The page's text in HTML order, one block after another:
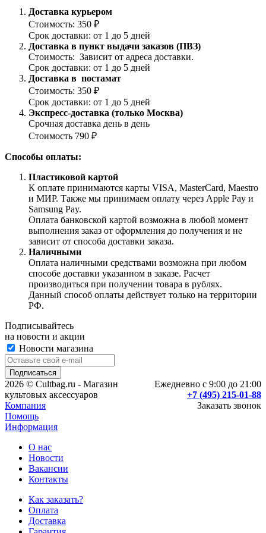
Доставка курьером
Стоимость: 350 ₽
Срок доставки: от 1 до 5 дней
Доставка в пункт выдачи заказов (ПВЗ)
Стоимость: Зависит от адреса доставки.
Срок доставки: от 1 до 5 дней
Доставка в постамат
Стоимость: 350 ₽
Срок доставки: от 1 до 5 дней
Экспресс-доставка (только Москва)
Срочная доставка день в день
Стоимость 790 ₽
Способы оплаты:
Пластиковой картой
К оплате принимаются карты VISA, MasterCard, Maestro
и МИР. Также мы принимаем оплату через Apple Pay и
Samsung Pay.
Оплата банковской картой возможна в любой момент
выполнения заказ от оформления до получения и не
зависит от способа доставки заказа.
Наличными
Оплата наличными средствами возможна при любом
способе доставки указанном в заказе. Расчет
производиться при получении товара в рублях.
Данный способ оплаты действует только на территории
РФ.
Подписывайтесь
на новости и акции
Новости магазина
Ежедневно с 9:00 до 21:00
+7 (495) 215-01-88
Заказать звонок
2026 © Cultbag.ru - Магазин
культовых аксессуаров
Компания
Помощь
Информация
О нас
Новости
Вакансии
Контакты
Как заказать?
Оплата
Доставка